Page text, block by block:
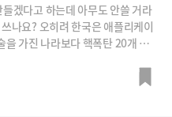
겠다고 하는데 아무도 안쓸 거라
나요? 오히려 한국은 애플리케이
을 가진 나라보다 핵폭탄 20개 가
모델’ 프로젝트 사업을 위해 네